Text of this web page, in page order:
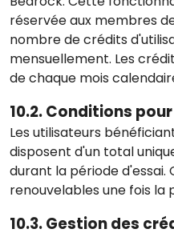
réservée aux membres
nombre de crédits
mensuellement. Les
de chaque mois
10.2. Conditions
Les utilisateurs
disposent d'un total
durant la période d'essai.
renouvelables une fois la
10.3. Gestion des